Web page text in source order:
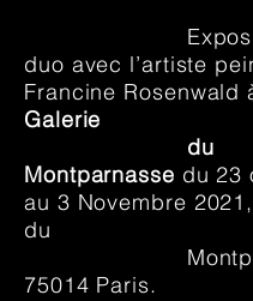
duo avec l’artiste
Francine Rosenwald
Galerie
du
Montparnasse du 23
au 3 Novembre
du
75014 Paris.